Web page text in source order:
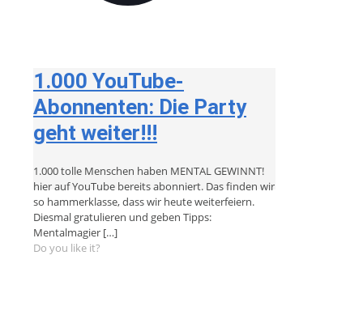
1.000 YouTube-
Abonnenten: Die Party
geht weiter!!!
1.000 tolle Menschen haben MENTAL GEWINNT!
hier auf YouTube bereits abonniert. Das finden wir
so hammerklasse, dass wir heute weiterfeiern.
Diesmal gratulieren und geben Tipps:
Mentalmagier […]
Do you like it?